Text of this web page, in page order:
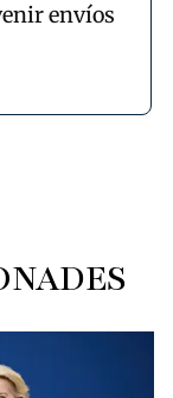
envíos